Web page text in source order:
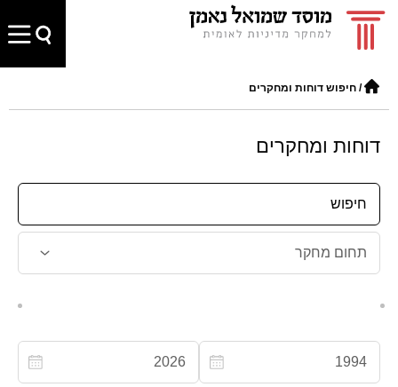
/ חיפוש דוחות ומחקרים
דוחות ומחקרים